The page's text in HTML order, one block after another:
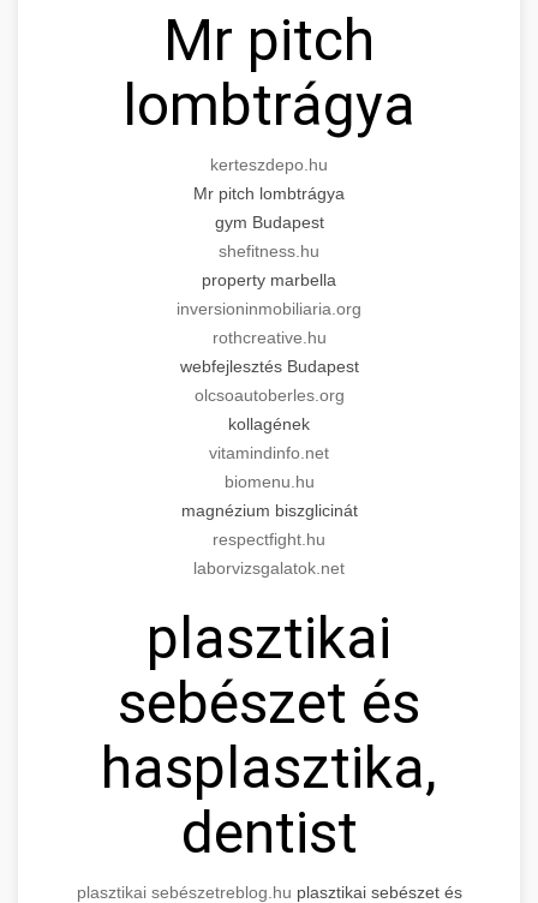
Mr pitch
lombtrágya
kerteszdepo.hu
Mr pitch lombtrágya
gym Budapest
shefitness.hu
property marbella
inversioninmobiliaria.org
rothcreative.hu
webfejlesztés Budapest
olcsoautoberles.org
kollagének
vitamindinfo.net
biomenu.hu
magnézium biszglicinát
respectfight.hu
laborvizsgalatok.net
plasztikai
sebészet és
hasplasztika,
dentist
plasztikai sebészetreblog.hu plasztikai sebészet és